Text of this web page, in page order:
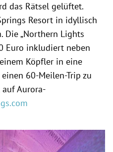
das Rätsel gelüftet.
Resort in idyllisch
Die „Northern Lights
Euro inkludiert neben
Köpfler in eine
60-Meilen-Trip zu
Aurora-